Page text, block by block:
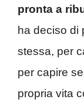
pronta a
ha deciso di
stessa, per
per capire
propria vita